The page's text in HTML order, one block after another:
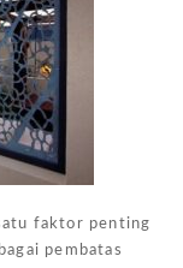
faktor penting
pembatas